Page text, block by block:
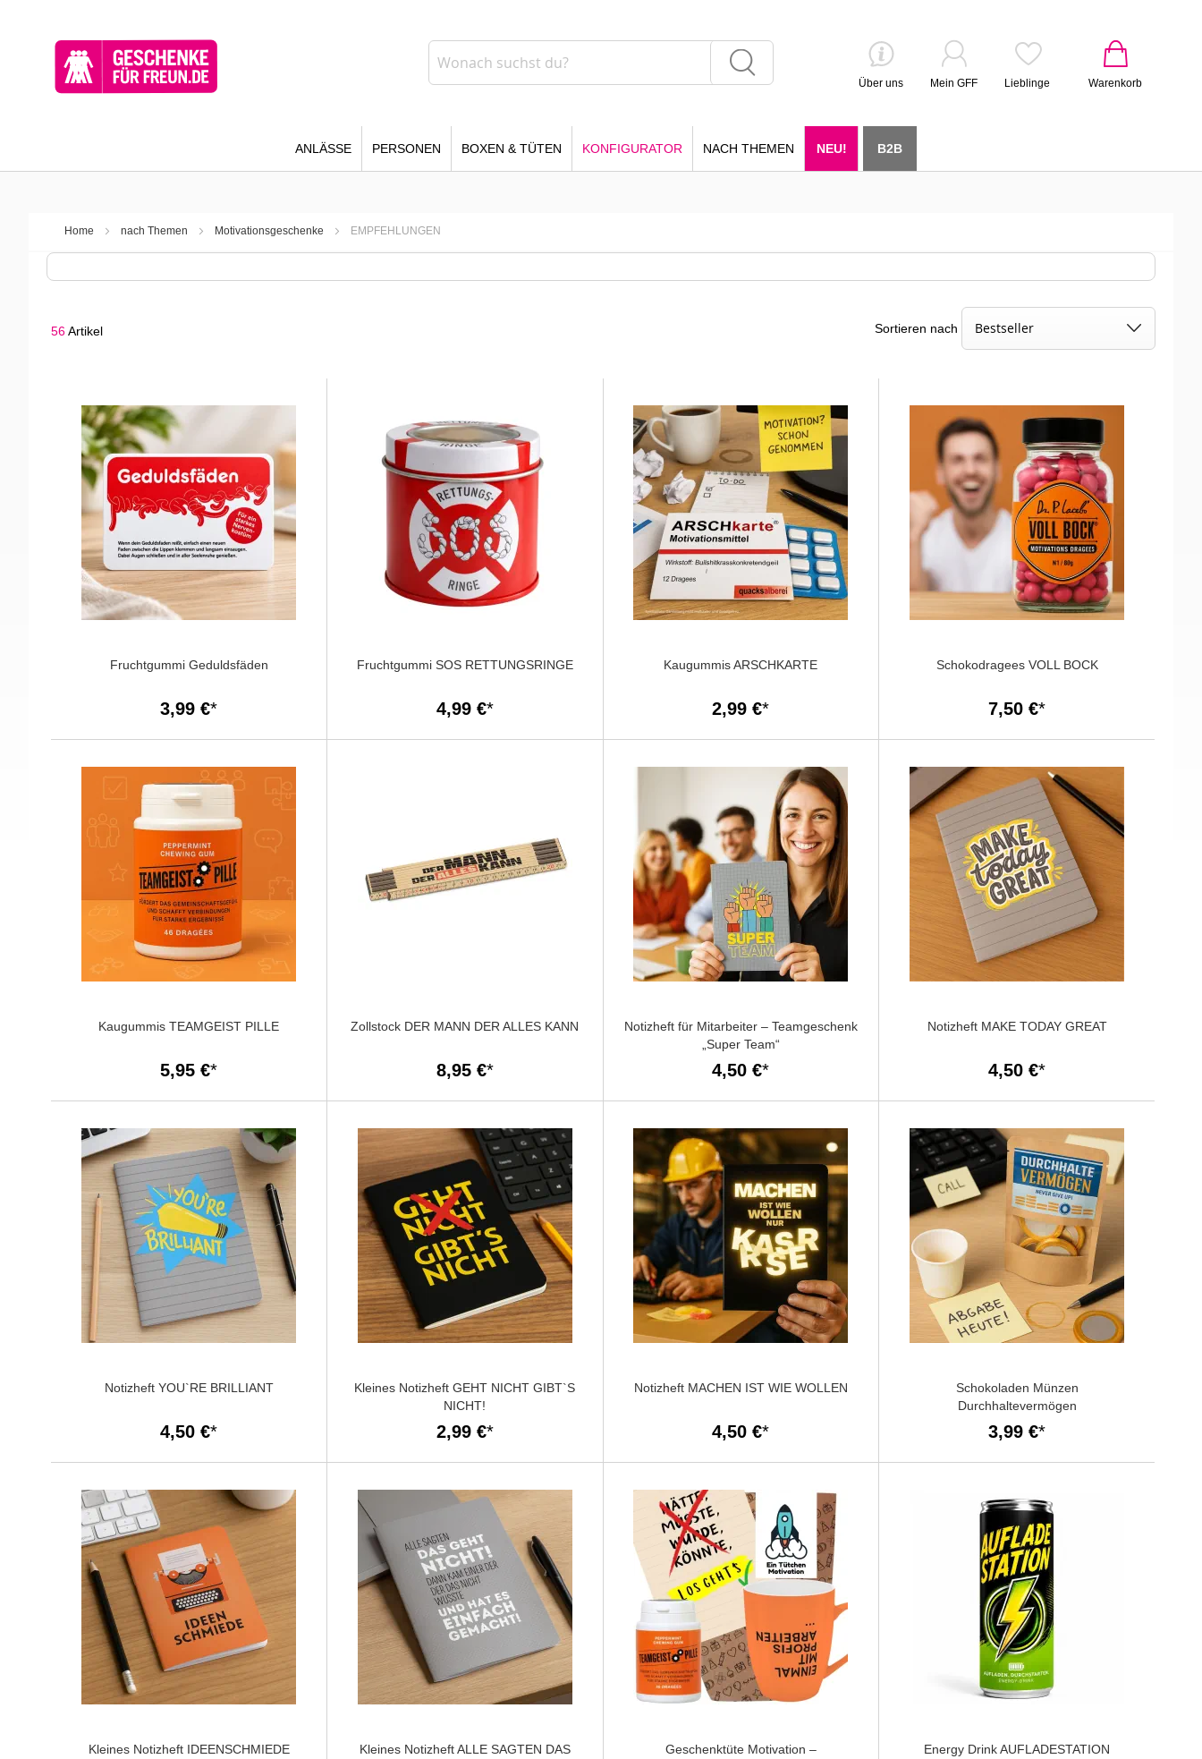
Warenkorb
Über uns Mein GFF Lieblinge
ANLÄSSE PERSONEN BOXEN & TÜTEN KONFIGURATOR NACH THEMEN NEU! B2B
Home nach Themen Motivationsgeschenke EMPFEHLUNGEN
56Artikel Sortieren nach
Fruchtgummi Geduldsfäden
3,99 €
Fruchtgummi SOS RETTUNGSRINGE
4,99 €
Kaugummis ARSCHKARTE
2,99 €
Schokodragees VOLL BOCK
7,50 €
Kaugummis TEAMGEIST PILLE
5,95 €
Zollstock DER MANN DER ALLES KANN
8,95 €
Notizheft für Mitarbeiter – Teamgeschenk
„Super Team“
4,50 €
Notizheft MAKE TODAY GREAT
4,50 €
Notizheft YOU`RE BRILLIANT
4,50 €
Kleines Notizheft GEHT NICHT GIBT`S
NICHT!
2,99 €
Notizheft MACHEN IST WIE WOLLEN
4,50 €
Schokoladen Münzen
Durchhaltevermögen
3,99 €
Kleines Notizheft IDEENSCHMIEDE
Kleines Notizheft ALLE SAGTEN DAS
Geschenktüte Motivation –
Energy Drink AUFLADESTATION